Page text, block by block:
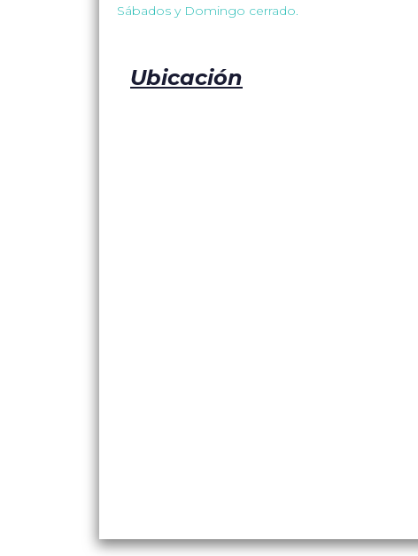
Sábados y Domingo cerrado.
Ubicación